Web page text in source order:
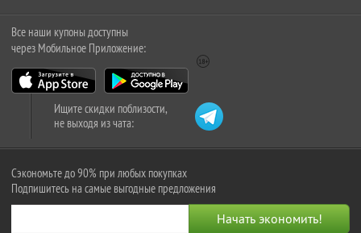
Все наши купоны доступны
через Мобильное Приложение:
Ищите скидки поблизости,
не выходя из чата:
Сэкономьте до 90% при любых покупках
Подпишитесь на самые выгодные предложения